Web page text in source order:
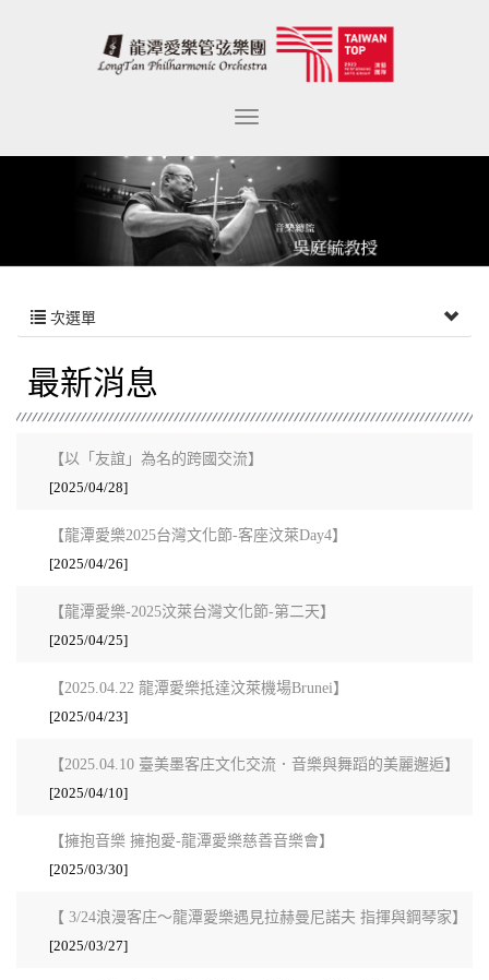
次選單
最新消息
【​​​​​​​以「友誼」為名的跨國交流】
[2025/04/28]
【龍潭愛樂2025台灣文化節-客座汶萊Day4】
[2025/04/26]
【龍潭愛樂-2025汶萊台灣文化節-第二天】
[2025/04/25]
【2025.04.22 龍潭愛樂抵達汶萊機場Brunei】
[2025/04/23]
【2025.04.10 臺美墨客庄文化交流．音樂與舞蹈的美麗邂逅】
[2025/04/10]
【擁抱音樂 擁抱愛-龍潭愛樂慈善音樂會】
[2025/03/30]
【 3/24浪漫客庄～龍潭愛樂遇見拉赫曼尼諾夫 指揮與鋼琴家】
[2025/03/27]